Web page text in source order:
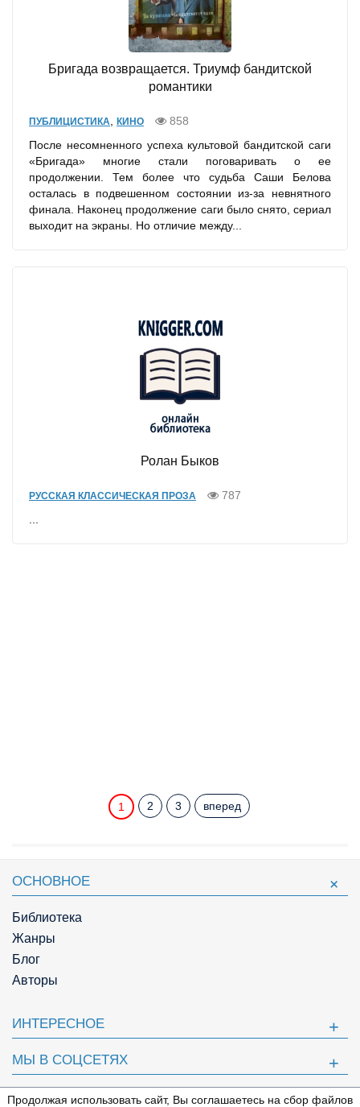
Бригада возвращается. Триумф бандитской
романтики
ПУБЛИЦИСТИКА КИНО
858
После несомненного успеха культовой бандитской саги
«Бригада» многие стали поговаривать о ее
продолжении. Тем более что судьба Саши Белова
осталась в подвешенном состоянии из-за невнятного
финала. Наконец продолжение саги было снято, сериал
выходит на экраны. Но отличие между...
Ролан Быков
РУССКАЯ КЛАССИЧЕСКАЯ ПРОЗА
787
1 2 3 вперед
ОСНОВНОЕ
Библиотека
Жанры
Блог
Авторы
ИНТЕРЕСНОЕ
МЫ В СОЦСЕТЯХ
ПОЛЕЗНОЕ
Продолжая использовать сайт, Вы соглашаетесь на сбор файлов